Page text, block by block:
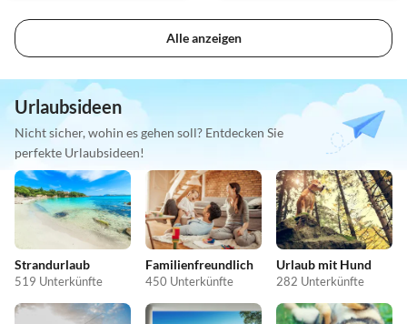
Alle anzeigen
Urlaubsideen
Nicht sicher, wohin es gehen soll? Entdecken Sie
perfekte Urlaubsideen!
Strandurlaub
519 Unterkünfte
Familienfreundlich
450 Unterkünfte
Urlaub mit Hund
282 Unterkünfte